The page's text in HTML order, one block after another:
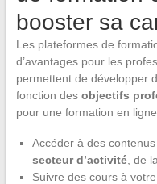
booster sa
Les plateformes de
d’avantages pour les
permettent de développer
fonction des objectifs
pour une formation en
Accéder à des
secteur d’activité, de
Suivre des cours à